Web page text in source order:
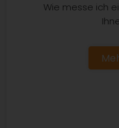
Wie messe ich